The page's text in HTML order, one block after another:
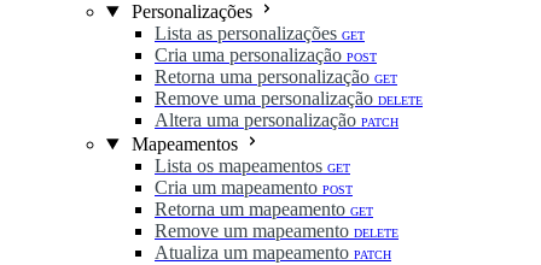
Personalizações
Lista as personalizações GET
Cria uma personalização POST
Retorna uma personalização GET
Remove uma personalização DELETE
Altera uma personalização PATCH
Mapeamentos
Lista os mapeamentos GET
Cria um mapeamento POST
Retorna um mapeamento GET
Remove um mapeamento DELETE
Atualiza um mapeamento PATCH